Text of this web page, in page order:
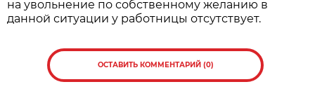
на увольнение по собственному желанию в
данной ситуации у работницы отсутствует.
ОСТАВИТЬ КОММЕНТАРИЙ (0)